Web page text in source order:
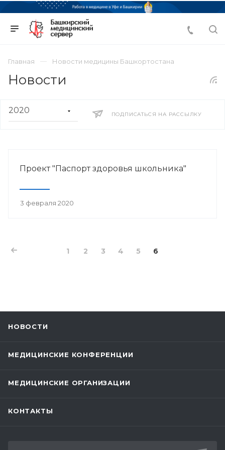
Главная Новости медицины Башкортостана
Новости
ПОДПИСАТЬСЯ НА РАССЫЛКУ
Проект "Паспорт здоровья школьника"
3 февраля 2020
1 2 3 4 5 6
НОВОСТИ
МЕДИЦИНСКИЕ КОНФЕРЕНЦИИ
МЕДИЦИНСКИЕ ОРГАНИЗАЦИИ
КОНТАКТЫ